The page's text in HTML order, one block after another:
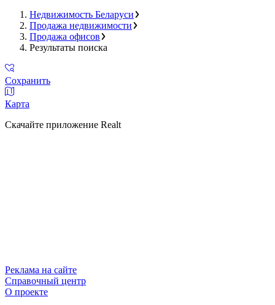
Недвижимость Беларуси
Продажа недвижимости
Продажа офисов
Результаты поиска
Сохранить
Карта
Скачайте приложение Realt
Реклама на сайте
Справочный центр
О проекте